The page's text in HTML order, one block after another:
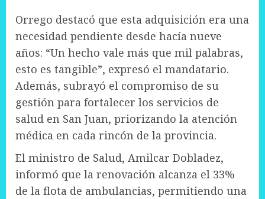
Orrego destacó que esta adquisición era una
necesidad pendiente desde hacía nueve
años: “Un hecho vale más que mil palabras,
esto es tangible”, expresó el mandatario.
Además, subrayó el compromiso de su
gestión para fortalecer los servicios de
salud en San Juan, priorizando la atención
médica en cada rincón de la provincia.
El ministro de Salud, Amilcar Dobladez,
informó que la renovación alcanza el 33%
de la flota de ambulancias, permitiendo una